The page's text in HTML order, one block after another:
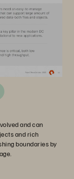
and can
and rich
boundaries by